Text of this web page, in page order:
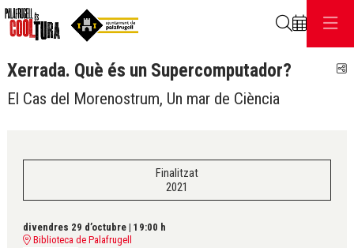
Xerrada. Què és un Supercomputador?
El Cas del Morenostrum, Un mar de Ciència
Finalitzat
2021
divendres 29 d’octubre | 19:00 h
Biblioteca de Palafrugell